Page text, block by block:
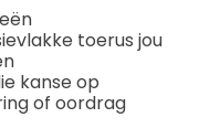
toerus jou
kanse op
of oordrag